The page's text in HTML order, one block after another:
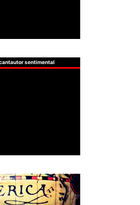
sentimental